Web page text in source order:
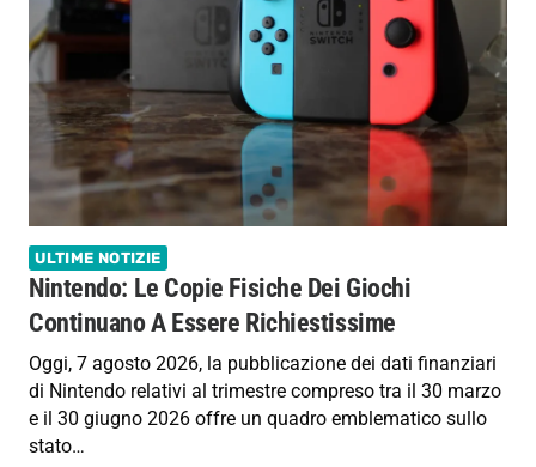
ULTIME NOTIZIE
Nintendo: Le Copie Fisiche Dei Giochi
Continuano A Essere Richiestissime
Oggi, 7 agosto 2026, la pubblicazione dei dati finanziari
di Nintendo relativi al trimestre compreso tra il 30 marzo
e il 30 giugno 2026 offre un quadro emblematico sullo
stato…